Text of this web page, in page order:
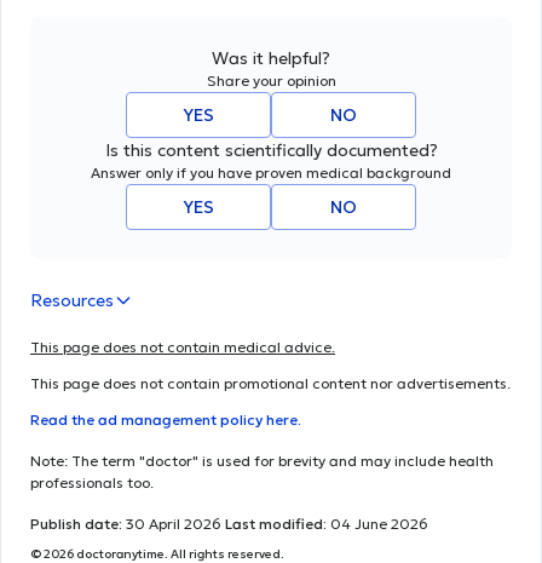
Was it helpful?
Share your opinion
YES
NO
Is this content scientifically documented?
Answer only if you have proven medical background
YES NO
Resources
This page does not contain medical advice.
This page does not contain promotional content nor advertisements.
Read the ad management policy here.
Note: The term "doctor" is used for brevity and may include health
professionals too.
Publish date: 30 April 2026 Last modified: 04 June 2026
© 2026 doctoranytime. All rights reserved.